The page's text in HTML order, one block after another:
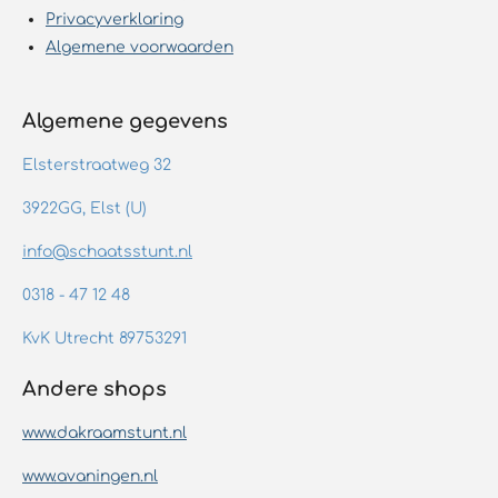
Privacyverklaring
Algemene voorwaarden
Algemene gegevens
Elsterstraatweg 32
3922GG, Elst (U)
info@schaatsstunt.nl
0318 - 47 12 48
KvK Utrecht 89753291
Andere shops
www.dakraamstunt.nl
www.avaningen.nl